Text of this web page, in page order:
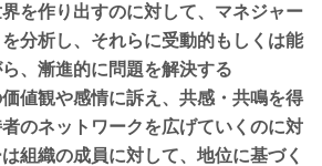
を作り出すのに対して、マネジャー
分析し、それらに受動的もしくは能
、漸進的に問題を解決する
値観や感情に訴え、共感・共鳴を得
のネットワークを広げていくのに対
組織の成員に対して、地位に基づく